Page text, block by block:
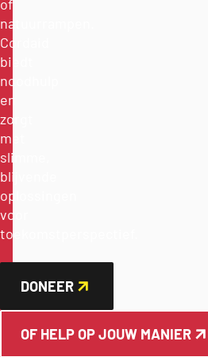
of
natuurrampen.
Cordaid
biedt
noodhulp
en
zorgt
met
slimme,
blijvende
oplossingen
voor
toekomstperspectief.
DONEER
OF HELP OP JOUW MANIER